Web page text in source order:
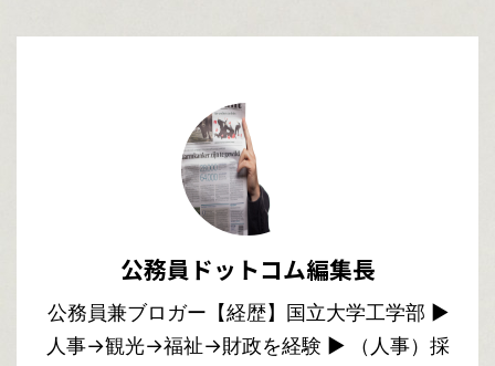
公務員ドットコム編集長
公務員兼ブロガー【経歴】国立大学工学部 ▶︎
人事→観光→福祉→財政を経験 ▶︎ （人事）採